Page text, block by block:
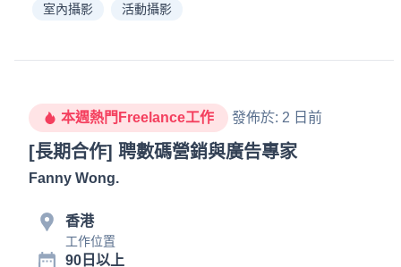
室內攝影 活動攝影
本週熱門Freelance工作 發佈於: 2 日前
[長期合作] 聘數碼營銷與廣告專家
Fanny Wong.
香港
工作位置
90日以上